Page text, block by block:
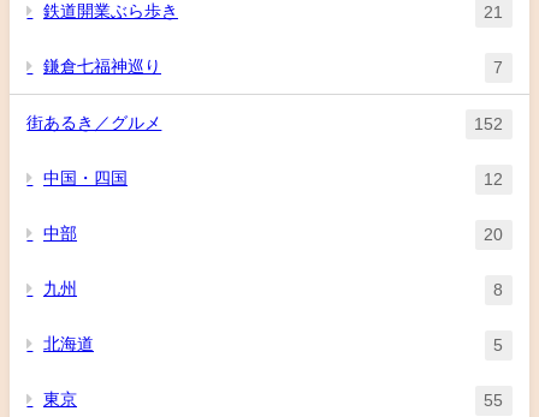
鉄道開業ぶら歩き 21
鎌倉七福神巡り 7
街あるき／グルメ 152
中国・四国 12
中部 20
九州 8
北海道 5
東京 55